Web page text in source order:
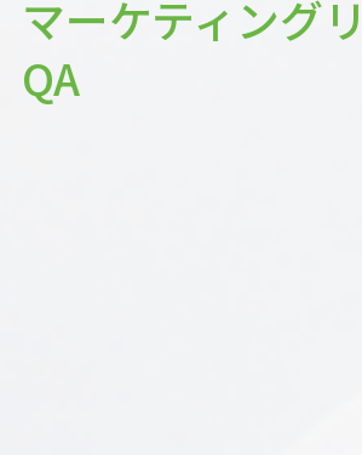
マーケティング
QA